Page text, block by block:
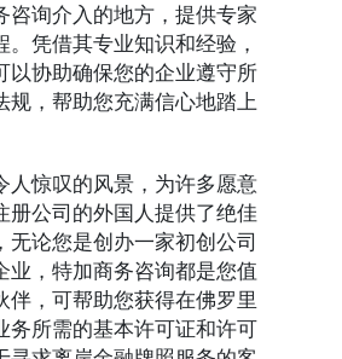
咨询介入的地方，提供专家
。凭借其专业知识和经验，
以协助确保您的企业遵守所
规，帮助您充满信心地踏上
人惊叹的风景，为许多愿意
册公司的外国人提供了绝佳
无论您是创办一家初创公司
业，特加商务咨询都是您值
伴，可帮助您获得在佛罗里
务所需的基本许可证和许可